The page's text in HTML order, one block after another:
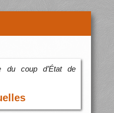
du coup d’État de